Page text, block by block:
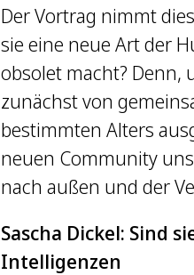
Der Vortrag nimmt
sie eine neue Art der
obsolet macht? Denn,
zunächst von
bestimmten Alters
neuen Community
nach außen und der
Sascha Dickel: Sind
Intelligenzen